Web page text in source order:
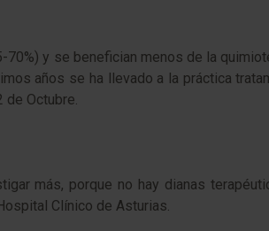
70%) y se benefician menos de la
años se ha llevado a la práctica
de Octubre.
más, porque no hay dianas
Clínico de Asturias.